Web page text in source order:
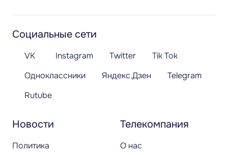
Новости
Политика
Телекомпания
О нас
Социальные сети
VK Instagram Twitter
Tik Tok
Одноклассники
Яндекс.Дзен
Telegram
Rutube